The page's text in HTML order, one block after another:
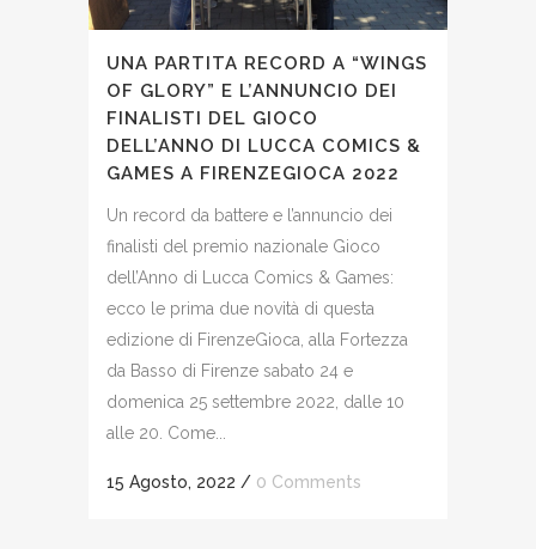
UNA PARTITA RECORD A “WINGS
OF GLORY” E L’ANNUNCIO DEI
FINALISTI DEL GIOCO
DELL’ANNO DI LUCCA COMICS &
GAMES A FIRENZEGIOCA 2022
Un record da battere e l’annuncio dei
finalisti del premio nazionale Gioco
dell’Anno di Lucca Comics & Games:
ecco le prima due novità di questa
edizione di FirenzeGioca, alla Fortezza
da Basso di Firenze sabato 24 e
domenica 25 settembre 2022, dalle 10
alle 20. Come...
15 Agosto, 2022 / 0 Comments